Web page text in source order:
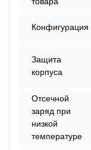
Конфигурация
Защита
корпуса
Отсечной
заряд при
низкой
температуре